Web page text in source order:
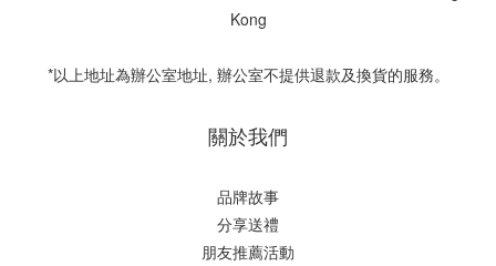
Kong
*以上地址為辦公室地址, 辦公室不提供退款及換貨的服務。
關於我們
品牌故事
分享送禮
朋友推薦活動